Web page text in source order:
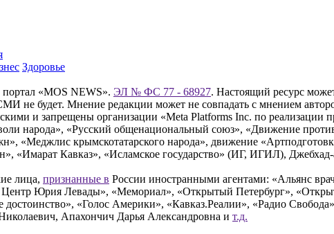
Здоровье
«MOS NEWS». ЭЛ № ФС 77 - 68927. Настоящий ресурс
не будет. Мнение редакции может не совпадать с мнением
и запрещены организации «Meta Platforms Inc. по
народа», «Русский общенациональный союз», «Движение
«Меджлис крымскотатарского народа», движение
«Имарат Кавказ», «Исламское государство» (ИГ, ИГИЛ),
лица, признанные в России иностранными агентами: «Альянс
Юрия Левады», «Мемориал», «Открытый Петербург»,
достоинство», «Голос Америки», «Кавказ.Реалии», «Радио
Апахончич Дарья Александровна и т.д.